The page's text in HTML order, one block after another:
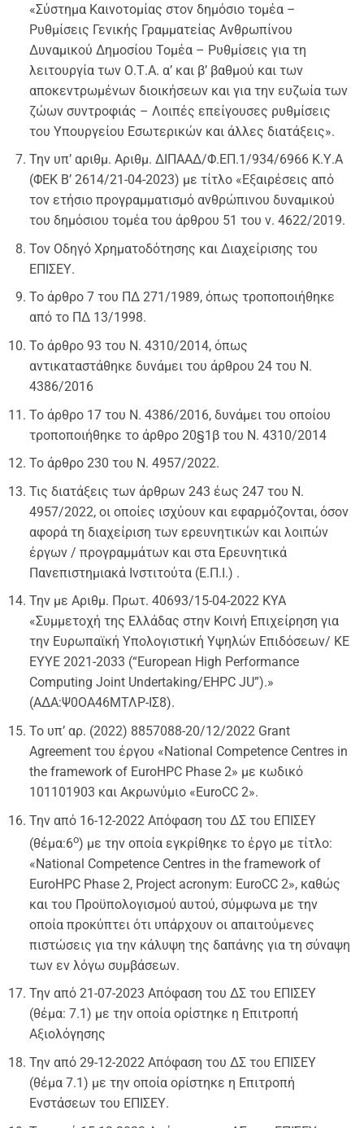
«Σύστημα Καινοτομίας στον δημόσιο τομέα –
Ρυθμίσεις Γενικής Γραμματείας Ανθρωπίνου
Δυναμικού Δημοσίου Τομέα – Ρυθμίσεις για τη
λειτουργία των Ο.Τ.Α. α’ και β’ βαθμού και των
αποκεντρωμένων διοικήσεων και για την ευζωία των
ζώων συντροφιάς – Λοιπές επείγουσες ρυθμίσεις
του Υπουργείου Εσωτερικών και άλλες διατάξεις».
Την υπ’ αριθμ. Αριθμ. ΔΙΠΑΑΔ/Φ.ΕΠ.1/934/6966 Κ.Υ.Α
(ΦΕΚ Β’ 2614/21-04-2023) με τίτλο «Εξαιρέσεις από
τον ετήσιο προγραμματισμό ανθρώπινου δυναμικού
του δημόσιου τομέα του άρθρου 51 του ν. 4622/2019.
Τον Οδηγό Χρηματοδότησης και Διαχείρισης του
ΕΠΙΣΕΥ.
Το άρθρο 7 του ΠΔ 271/1989, όπως τροποποιήθηκε
από το ΠΔ 13/1998.
Το άρθρο 93 του N. 4310/2014, όπως
αντικαταστάθηκε δυνάμει του άρθρου 24 του Ν.
4386/2016
Το άρθρο 17 του Ν. 4386/2016, δυνάμει του οποίου
τροποποιήθηκε το άρθρο 20§1β του Ν. 4310/2014
Το άρθρο 230 του Ν. 4957/2022.
Τις διατάξεις των άρθρων 243 έως 247 του Ν.
4957/2022, οι οποίες ισχύουν και εφαρμόζονται, όσον
αφορά τη διαχείριση των ερευνητικών και λοιπών
έργων / προγραμμάτων και στα Ερευνητικά
Πανεπιστημιακά Ινστιτούτα (Ε.Π.Ι.) .
Την με Αριθμ. Πρωτ. 40693/15-04-2022 ΚΥΑ
«Συμμετοχή της Ελλάδας στην Κοινή Επιχείρηση για
την Ευρωπαϊκή Υπολογιστική Υψηλών Επιδόσεων/ ΚΕ
ΕΥΥΕ 2021-2033 (“European High Performance
Computing Joint Undertaking/EHPC JU”).»
(ΑΔΑ:Ψ0ΟΑ46ΜΤΛΡ-ΙΣ8).
Το υπ’ αρ. (2022) 8857088-20/12/2022 Grant
Agreement του έργου «National Competence Centres in
the framework of EuroHPC Phase 2» με κωδικό
101101903 και Ακρωνύμιο «EuroCC 2».
Την από 16-12-2022 Απόφαση του ΔΣ του ΕΠΙΣΕΥ
(θέμα:6ο) με την οποία εγκρίθηκε το έργο με τίτλο:
«National Competence Centres in the framework of
EuroHPC Phase 2, Project acronym: EuroCC 2», καθώς
και του Προϋπολογισμού αυτού, σύμφωνα με την
οποία προκύπτει ότι υπάρχουν οι απαιτούμενες
πιστώσεις για την κάλυψη της δαπάνης για τη σύναψη
των εν λόγω συμβάσεων.
Την από 21-07-2023 Απόφαση του ΔΣ του ΕΠΙΣΕΥ
(θέμα: 7.1) με την οποία ορίστηκε η Επιτροπή
Αξιολόγησης
Την από 29-12-2022 Απόφαση του ΔΣ του ΕΠΙΣΕΥ
(θέμα 7.1) με την οποία ορίστηκε η Επιτροπή
Ενστάσεων του ΕΠΙΣΕΥ.